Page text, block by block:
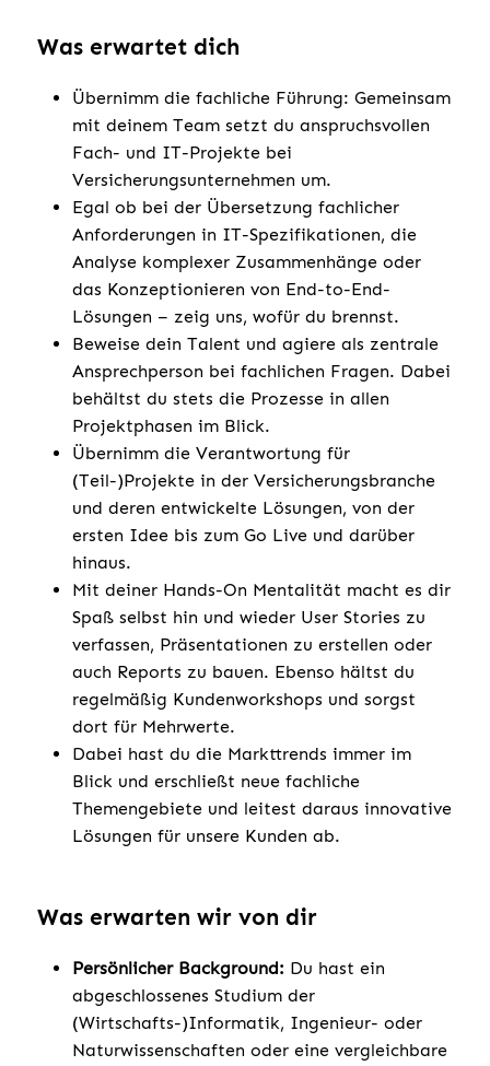
Was erwartet dich
Übernimm die fachliche Führung: Gemeinsam
mit deinem Team setzt du anspruchsvollen
Fach- und IT-Projekte bei
Versicherungsunternehmen um.
Egal ob bei der Übersetzung fachlicher
Anforderungen in IT-Spezifikationen, die
Analyse komplexer Zusammenhänge oder
das Konzeptionieren von End-to-End-
Lösungen – zeig uns, wofür du brennst.
Beweise dein Talent und agiere als zentrale
Ansprechperson bei fachlichen Fragen. Dabei
behältst du stets die Prozesse in allen
Projektphasen im Blick.
Übernimm die Verantwortung für
(Teil-)Projekte in der Versicherungsbranche
und deren entwickelte Lösungen, von der
ersten Idee bis zum Go Live und darüber
hinaus.
Mit deiner Hands-On Mentalität macht es dir
Spaß selbst hin und wieder User Stories zu
verfassen, Präsentationen zu erstellen oder
auch Reports zu bauen. Ebenso hältst du
regelmäßig Kundenworkshops und sorgst
dort für Mehrwerte.
Dabei hast du die Markttrends immer im
Blick und erschließt neue fachliche
Themengebiete und leitest daraus innovative
Lösungen für unsere Kunden ab.
Was erwarten wir von dir
Persönlicher Background: Du hast ein
abgeschlossenes Studium der
(Wirtschafts-)Informatik, Ingenieur- oder
Naturwissenschaften oder eine vergleichbare